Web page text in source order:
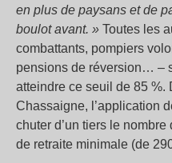
en plus de paysans et de
boulot avant. » Toutes les
combattants, pompiers
pensions de réversion… –
atteindre ce seuil de 85 %.
Chassaigne, l’application
chuter d’un tiers le
de retraite minimale (de